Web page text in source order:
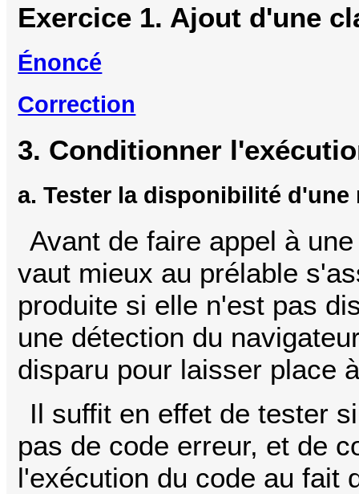
Exercice 1. Ajout d'une
Énoncé
Correction
3. Conditionner
a. Tester la disponibilité
Avant de faire appel à
vaut mieux au prélable
produite si elle n'est pas
une détection du
disparu pour laisser place
Il suffit en effet de tester
pas de code erreur, et de
l'exécution du code au fait